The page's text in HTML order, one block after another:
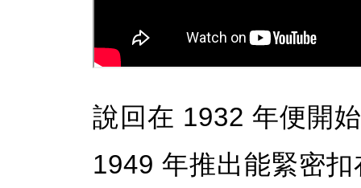
說回在 1932 年便開
1949 年推出能緊密